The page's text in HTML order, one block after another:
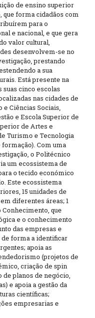
de ensino superior
que forma cidadãos com
para o
e nacional, e que gera
valor cultural,
desenvolvem-se no
prestando
a sua
Está presente na
suas cinco escolas
nas cidades de
e Ciências Sociais,
e Escola Superior de
de Artes e
Turismo e Tecnologia
Com uma
o Politécnico
um ecossistema de
o tecido económico
Este ecossistema
15 unidades de
diferentes áreas; 1
que
e o conhecimento
das empresas e
forma a identificar
apoia as
(projetos de
criação de spin
de planos de negócio,
e apoia a gestão da
científicas;
empresarias e